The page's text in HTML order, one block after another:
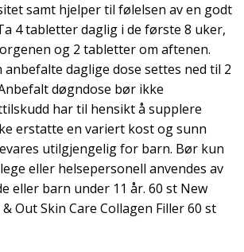
samt hjelper til følelsen av en godt
4 tabletter daglig i de første 8 uker,
og 2 tabletter om aftenen.
daglige dose settes ned til 2
døgndose bør ikke
har til hensikt å supplere
erstatte en variert kost og sunn
utilgjengelig for barn. Bør kun
eller helsepersonell anvendes av
eller barn under 11 år. 60 st New
Out Skin Care Collagen Filler 60 st